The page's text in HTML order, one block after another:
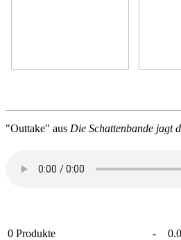
"Outtake" aus Die Schattenbande jagt
0 Produkte -